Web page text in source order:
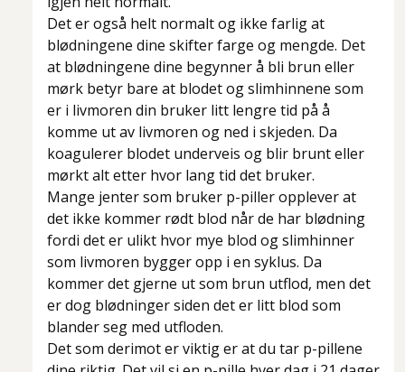
Det er også helt normalt og ikke farlig at
blødningene dine skifter farge og mengde. Det
at blødningene dine begynner å bli brun eller
mørk betyr bare at blodet og slimhinnene som
er i livmoren din bruker litt lengre tid på å
komme ut av livmoren og ned i skjeden. Da
koagulerer blodet underveis og blir brunt eller
mørkt alt etter hvor lang tid det bruker.
Mange jenter som bruker p-piller opplever at
det ikke kommer rødt blod når de har blødning
fordi det er ulikt hvor mye blod og slimhinner
som livmoren bygger opp i en syklus. Da
kommer det gjerne ut som brun utflod, men det
er dog blødninger siden det er litt blod som
blander seg med utfloden.
Det som derimot er viktig er at du tar p-pillene